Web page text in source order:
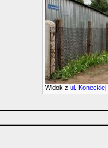
Widok zul. Koneckiej